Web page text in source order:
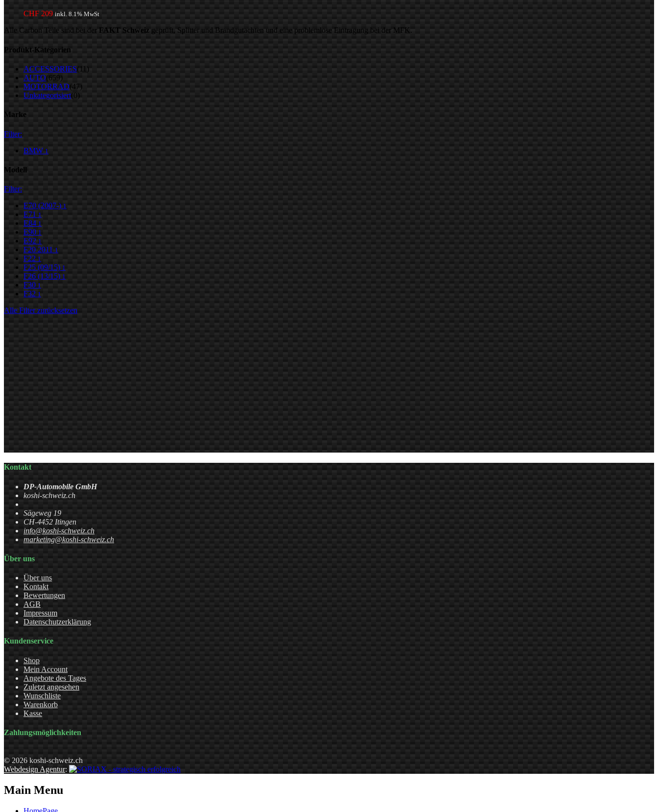
CHF 209 inkl. 8.1% MwSt
Alle Carbon Teile sind bei der FAKT Schweiz geprüft, Splitter und Brandgutachten und eine problemlose Eintragung bei der MFK.
Produkt-Kategorien
ACCESSORIES(11)
AUTO(659)
MOTORRAD(47)
Unkategorisiert(0)
Marke
Filter:
BMW 1
Modell
Filter:
E70 (2007-) 1
E71 1
E84 1
E90 1
E92 1
F20 2011 1
F22 1
F25 (09/15) 1
F26 (13/15) 1
F30 1
F32 1
Alle Filter zurücksetzen
Kontakt
DP-Automobile GmbH
koshi-schweiz.ch
Sägeweg 19
CH-4452 Itingen
info@koshi-schweiz.ch
marketing@koshi-schweiz.ch
Über uns
Über uns
Kontakt
Bewertungen
AGB
Impressum
Datenschutzerklärung
Kundenservice
Shop
Mein Account
Angebote des Tages
Zuletzt angesehen
Wunschliste
Warenkorb
Kasse
Zahlungsmöglichkeiten
© 2026 koshi-schweiz.ch
Webdesign Agentur:
Main Menu